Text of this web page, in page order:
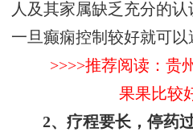
人及其家属缺乏充分的认
一旦癫痫控制较好就可以
>>>>推荐阅读：贵
果果比较
2、疗程要长，停药